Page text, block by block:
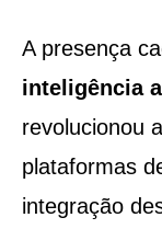
A presença
inteligência
revolucionou
plataformas
integração